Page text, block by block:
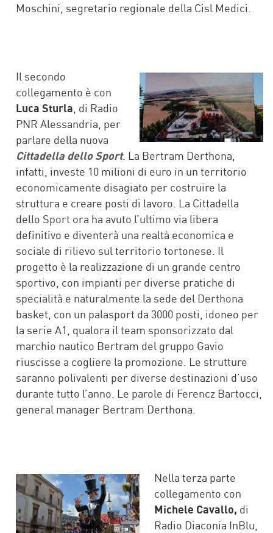
Moschini, segretario regionale della Cisl Medici.
Il secondo
collegamento è con
Luca Sturla , di Radio
PNR Alessandria, per
parlare della nuova
Cittadella dello Sport. La Bertram Derthona,
infatti, investe 10 milioni di euro in un territorio
economicamente disagiato per costruire la
struttura e creare posti di lavoro. La Cittadella
dello Sport ora ha avuto l’ultimo via libera
definitivo e diventerà una realtà economica e
sociale di rilievo sul territorio tortonese. Il
progetto è la realizzazione di un grande centro
sportivo, con impianti per diverse pratiche di
specialità e naturalmente la sede del Derthona
basket, con un palasport da 3000 posti, idoneo per
la serie A1, qualora il team sponsorizzato dal
marchio nautico Bertram del gruppo Gavio
riuscisse a cogliere la promozione. Le strutture
saranno polivalenti per diverse destinazioni d’uso
durante tutto l’anno. Le parole di Ferencz Bartocci,
general manager Bertram Derthona.
Nella terza parte
collegamento con
Michele Cavallo, di
Radio Diaconia InBlu,